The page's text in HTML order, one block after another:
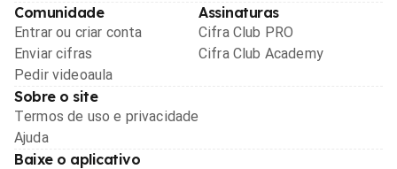
Comunidade
Entrar ou criar conta
Enviar cifras
Pedir videoaula
Assinaturas
Cifra Club PRO
Cifra Club Academy
Sobre o site
Termos de uso e privacidade
Ajuda
Baixe o aplicativo